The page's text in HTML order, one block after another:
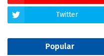
Twitter
Popular